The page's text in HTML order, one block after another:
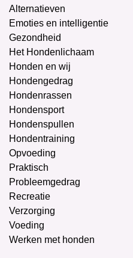
Alternatieven
Emoties en intelligentie
Gezondheid
Het Hondenlichaam
Honden en wij
Hondengedrag
Hondenrassen
Hondensport
Hondenspullen
Hondentraining
Opvoeding
Praktisch
Probleemgedrag
Recreatie
Verzorging
Voeding
Werken met honden